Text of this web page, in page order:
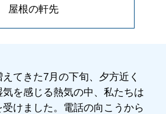
屋根の軒先
てきた7月の下旬、夕方近く
を感じる熱気の中、私たちは
けました。電話の向こうから